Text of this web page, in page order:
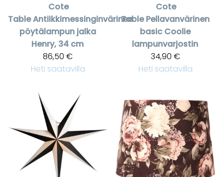
Cote
TableAntiikkimessinginvärinen
pöytälampun jalka
Henry, 34 cm
86,50 €
Heti saatavilla
Cote
Table Pellavanvärinen
basic Coolie
lampunvarjostin
34,90 €
Heti saatavilla